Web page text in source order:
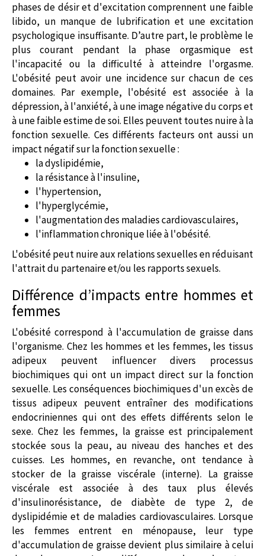
phases de désir et d'excitation comprennent une faible
libido, un manque de lubrification et une excitation
psychologique insuffisante. D’autre part, le problème le
plus courant pendant la phase orgasmique est
l'incapacité ou la difficulté à atteindre l'orgasme.
L'obésité peut avoir une incidence sur chacun de ces
domaines. Par exemple, l'obésité est associée à la
dépression, à l'anxiété, à une image négative du corps et
à une faible estime de soi. Elles peuvent toutes nuire à la
fonction sexuelle. Ces différents facteurs ont aussi un
impact négatif sur la fonction sexuelle :
la dyslipidémie,
la résistance à l'insuline,
l'hypertension,
l'hyperglycémie,
l'augmentation des maladies cardiovasculaires,
l'inflammation chronique liée à l'obésité.
L'obésité peut nuire aux relations sexuelles en réduisant
l'attrait du partenaire et/ou les rapports sexuels.
Différence d’impacts entre hommes et
femmes
L'obésité correspond à l'accumulation de graisse dans
l'organisme. Chez les hommes et les femmes, les tissus
adipeux peuvent influencer divers processus
biochimiques qui ont un impact direct sur la fonction
sexuelle. Les conséquences biochimiques d'un excès de
tissus adipeux peuvent entraîner des modifications
endocriniennes qui ont des effets différents selon le
sexe. Chez les femmes, la graisse est principalement
stockée sous la peau, au niveau des hanches et des
cuisses. Les hommes, en revanche, ont tendance à
stocker de la graisse viscérale (interne). La graisse
viscérale est associée à des taux plus élevés
d'insulinorésistance, de diabète de type 2, de
dyslipidémie et de maladies cardiovasculaires. Lorsque
les femmes entrent en ménopause, leur type
d'accumulation de graisse devient plus similaire à celui